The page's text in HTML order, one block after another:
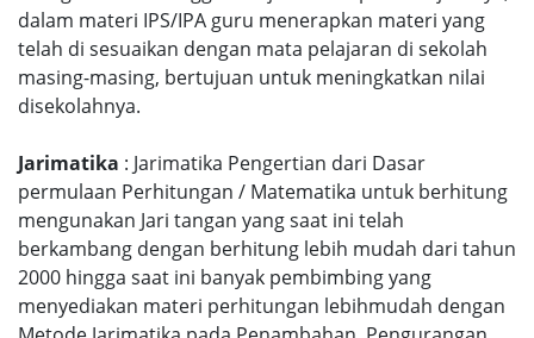
dalam materi IPS/IPA guru menerapkan materi yang
telah di sesuaikan dengan mata pelajaran di sekolah
masing-masing, bertujuan untuk meningkatkan nilai
disekolahnya.
Jarimatika : Jarimatika Pengertian dari Dasar
permulaan Perhitungan / Matematika untuk berhitung
mengunakan Jari tangan yang saat ini telah
berkambang dengan berhitung lebih mudah dari tahun
2000 hingga saat ini banyak pembimbing yang
menyediakan materi perhitungan lebihmudah dengan